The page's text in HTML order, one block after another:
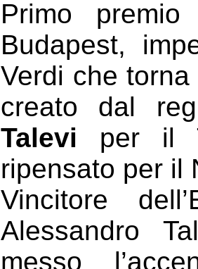
Primo
Budapest,
Verdi che torna
creato dal
Talevi per il
ripensato per il
Vincitore
Alessandro
messo